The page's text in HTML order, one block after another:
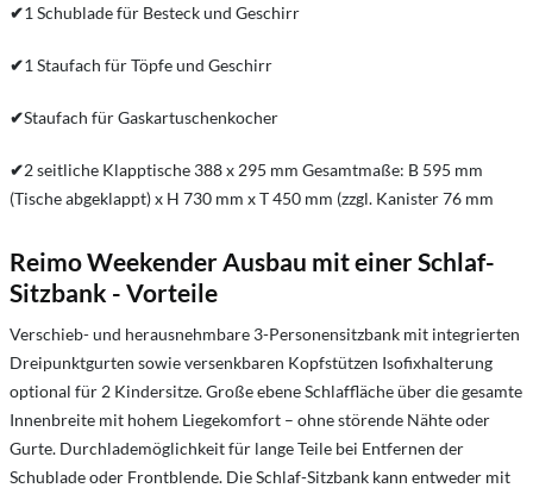
✔1 Schublade für Besteck und Geschirr
✔1 Staufach für Töpfe und Geschirr
✔Staufach für Gaskartuschenkocher
✔2 seitliche Klapptische 388 x 295 mm Gesamtmaße: B 595 mm
(Tische abgeklappt) x H 730 mm x T 450 mm (zzgl. Kanister 76 mm
Reimo Weekender Ausbau mit einer Schlaf-
Sitzbank - Vorteile
Verschieb- und herausnehmbare 3-Personensitzbank mit integrierten
Dreipunktgurten sowie versenkbaren Kopfstützen Isofixhalterung
optional für 2 Kindersitze. Große ebene Schlaffläche über die gesamte
Innenbreite mit hohem Liegekomfort – ohne störende Nähte oder
Gurte. Durchlademöglichkeit für lange Teile bei Entfernen der
Schublade oder Frontblende. Die Schlaf-Sitzbank kann entweder mit